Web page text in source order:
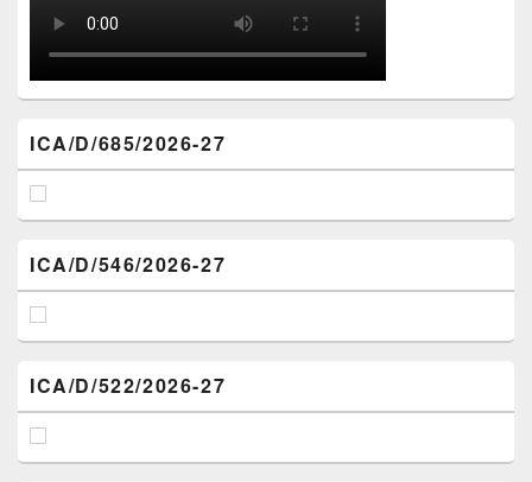
ICA/D/685/2026-27
ICA/D/546/2026-27
ICA/D/522/2026-27